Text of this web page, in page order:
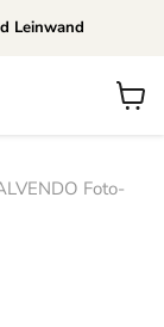
Leinwand
Foto-